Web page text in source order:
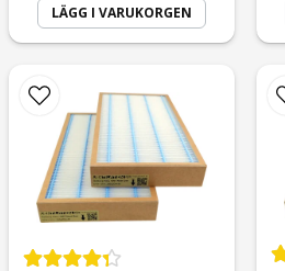
Skicka fråga
LÄGG I VARUKORGEN